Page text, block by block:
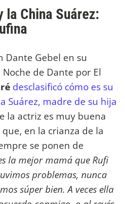
la China Suárez:
Dante Gebel en su
de Dante por El
desclasificó cómo es su
Suárez, madre de su hija
la actriz es muy buena
en la crianza de la
se ponen de
la mejor mamá que Rufi
problemas, nunca
súper bien. A veces ella